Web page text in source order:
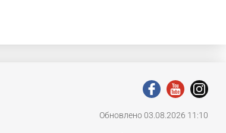
Обновлено 03.08.2026 11:10